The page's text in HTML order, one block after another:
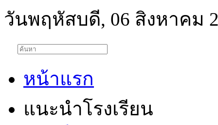
วันพฤหัสบดี, 06 สิงหาคม
หน้าแรก
แนะนำโรงเรียน